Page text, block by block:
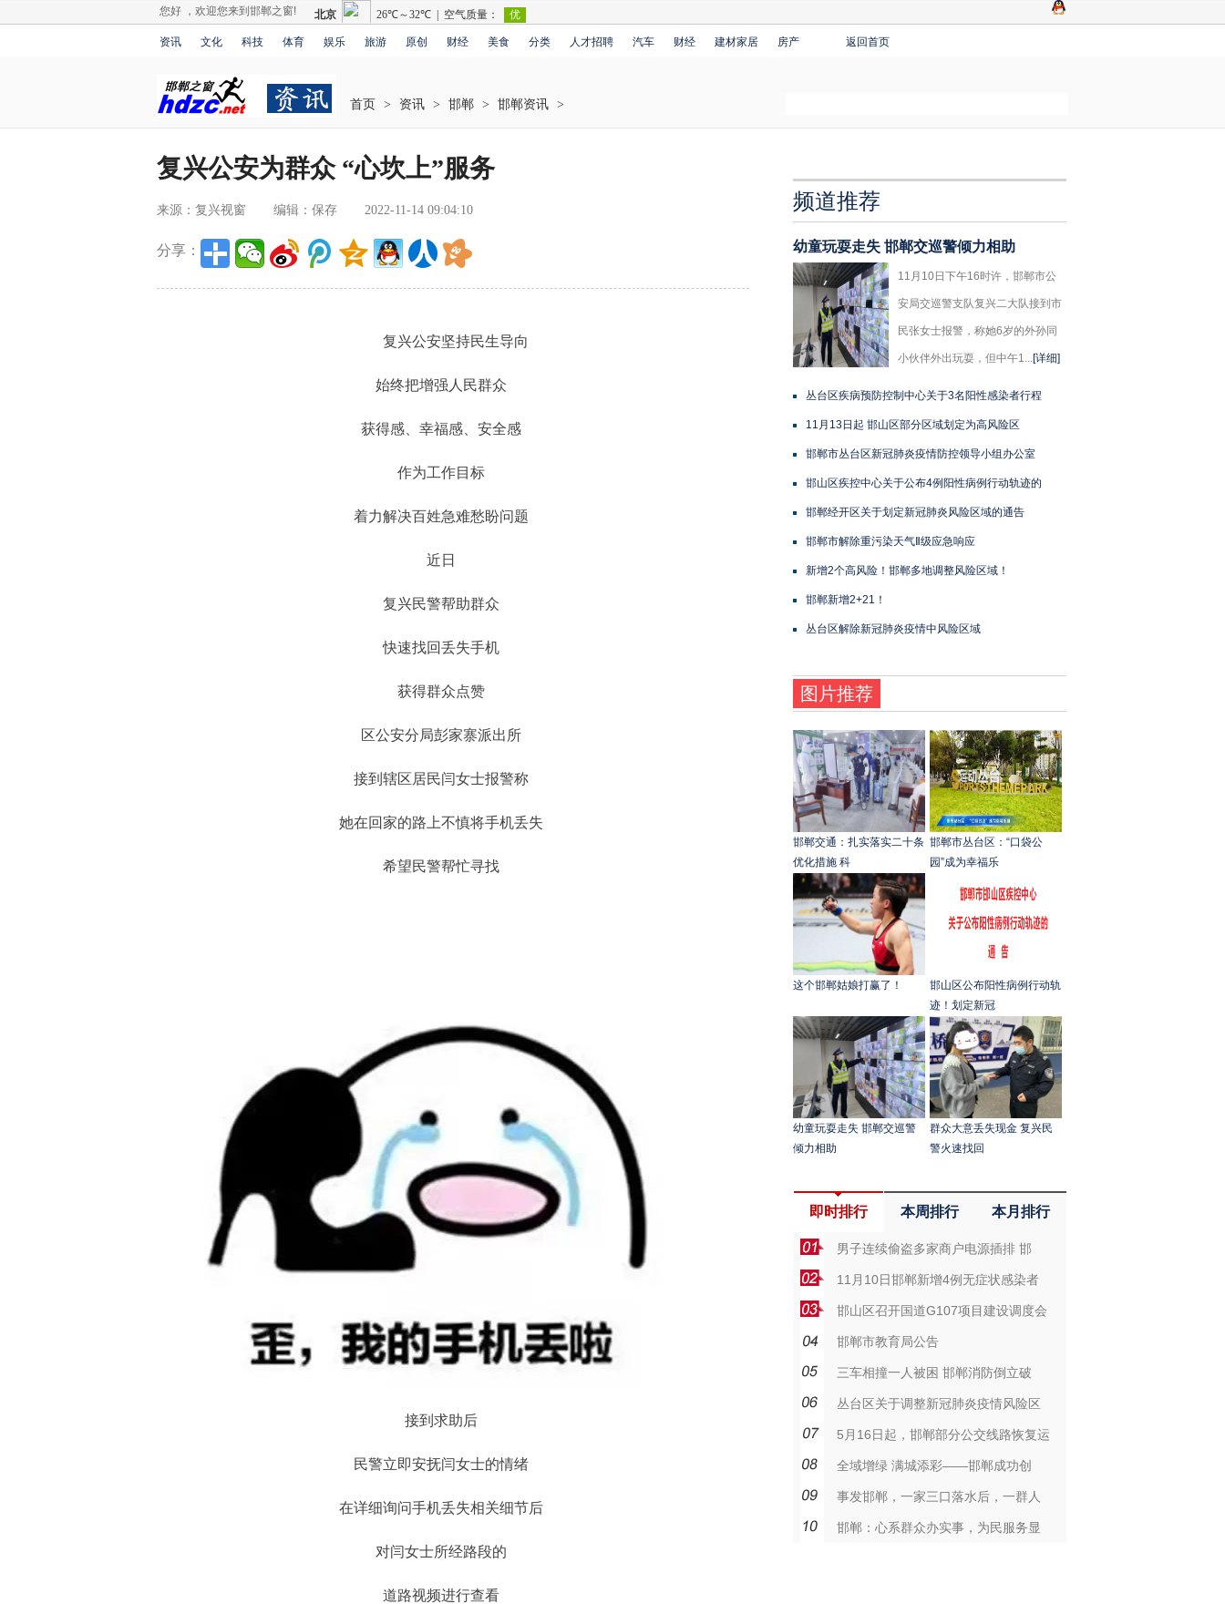
您好 ，欢迎您来到邯郸之窗!
资讯 文化 科技 体育 娱乐 旅游 原创 财经 美食 分类 人才招聘 汽车 财经 建材家居 房产 返回首页
首页 > 资讯 > 邯郸 > 邯郸资讯 >
复兴公安为群众 “心坎上”服务
来源：复兴视窗 编辑：保存 2022-11-14 09:04:10
分享：
复兴公安坚持民生导向
始终把增强人民群众
获得感、幸福感、安全感
作为工作目标
着力解决百姓急难愁盼问题
近日
复兴民警帮助群众
快速找回丢失手机
获得群众点赞
区公安分局彭家寨派出所
接到辖区居民闫女士报警称
她在回家的路上不慎将手机丢失
希望民警帮忙寻找
接到求助后
民警立即安抚闫女士的情绪
在详细询问手机丢失相关细节后
对闫女士所经路段的
道路视频进行查看
频道推荐
幼童玩耍走失 邯郸交巡警倾力相助
11月10日下午16时许，邯郸市公
安局交巡警支队复兴二大队接到市
民张女士报警，称她6岁的外孙同
小伙伴外出玩耍，但中午1...[详细]
丛台区疾病预防控制中心关于3名阳性感染者行程
11月13日起 邯山区部分区域划定为高风险区
邯郸市丛台区新冠肺炎疫情防控领导小组办公室
邯山区疾控中心关于公布4例阳性病例行动轨迹的
邯郸经开区关于划定新冠肺炎风险区域的通告
邯郸市解除重污染天气Ⅱ级应急响应
新增2个高风险！邯郸多地调整风险区域！
邯郸新增2+21！
丛台区解除新冠肺炎疫情中风险区域
图片推荐
邯郸交通：扎实落实二十条
优化措施 科
邯郸市丛台区：“口袋公
园”成为幸福乐
这个邯郸姑娘打赢了！
邯山区公布阳性病例行动轨
迹！划定新冠
幼童玩耍走失 邯郸交巡警
倾力相助
群众大意丢失现金 复兴民
警火速找回
即时排行 本周排行 本月排行
男子连续偷盗多家商户电源插排 邯
11月10日邯郸新增4例无症状感染者
邯山区召开国道G107项目建设调度会
邯郸市教育局公告
三车相撞一人被困 邯郸消防倒立破
丛台区关于调整新冠肺炎疫情风险区
5月16日起，邯郸部分公交线路恢复运
全域增绿 满城添彩——邯郸成功创
事发邯郸，一家三口落水后，一群人
邯郸：心系群众办实事，为民服务显